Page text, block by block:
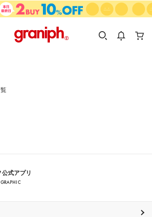
探す
KIDS
公式アプリ